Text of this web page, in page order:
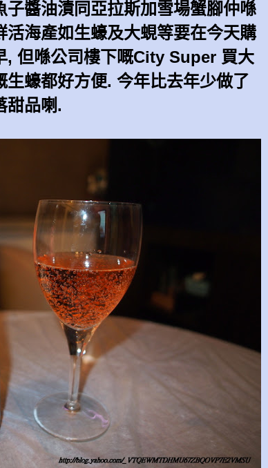
子醬油漬同亞拉斯加雪場蟹腳仲喺
活海產如生蠔及大蜆等要在今天購
, 但喺公司樓下嘅City Super 買大
蠔都好方便. 今年比去年少做了
甜品喇.